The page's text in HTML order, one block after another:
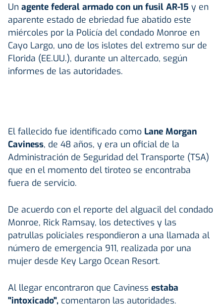
Un agente federal armado con un fusil AR-15 y en
aparente estado de ebriedad fue abatido este
miércoles por la Policía del condado Monroe en
Cayo Largo, uno de los islotes del extremo sur de
Florida (EE.UU.), durante un altercado, según
informes de las autoridades.
El fallecido fue identificado como Lane Morgan
Caviness, de 48 años, y era un oficial de la
Administración de Seguridad del Transporte (TSA)
que en el momento del tiroteo se encontraba
fuera de servicio.
De acuerdo con el reporte del alguacil del condado
Monroe, Rick Ramsay, los detectives y las
patrullas policiales respondieron a una llamada al
número de emergencia 911, realizada por una
mujer desde Key Largo Ocean Resort.
Al llegar encontraron que Caviness estaba
"intoxicado", comentaron las autoridades.